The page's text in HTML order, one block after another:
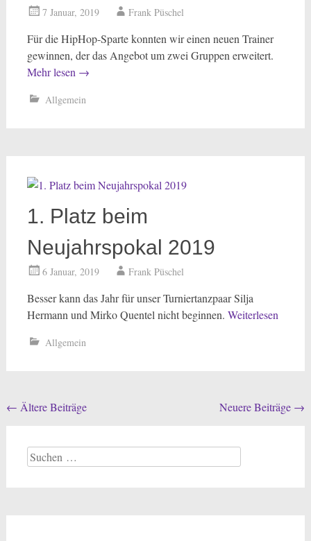
7 Januar, 2019 Frank Püschel
Für die HipHop-Sparte konnten wir einen neuen Trainer
gewinnen, der das Angebot um zwei Gruppen erweitert.
Mehr lesen →
Allgemein
1. Platz beim
Neujahrspokal 2019
6 Januar, 2019 Frank Püschel
Besser kann das Jahr für unser Turniertanzpaar Silja
Hermann und Mirko Quentel nicht beginnen. Weiterlesen
Allgemein
Beitragsnavigation
← Ältere Beiträge Neuere Beiträge →
Suchen
nach: